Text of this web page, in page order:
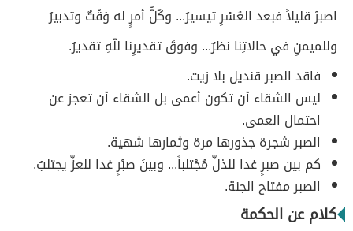
اصبرْ قليلاً فبعد العُسْرِ تيسيرُ... وكُلُّ أمرٍ له وَقْتٌ وتدبيرُ
وللميمنِ في حالاتِنا نظرٌ... وفوقَ تقديرِنا للّهِ تقديرُ.
فاقد الصبر قنديل بلا زيت.
ليس الشقاء أن تكون أعمى بل الشقاء أن تعجز عن
احتمال العمى.
الصبر شجرة جذورها مرة وثمارها شهية.
كم بين صبرٍ غدا للذلِّ مُجْتلباً... وبينَ صبْرٍ غدا للعزِّ يجتلبُ.
الصبر مفتاح الجنة.
كلام عن الحكمة